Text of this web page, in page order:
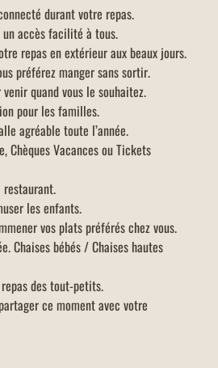
durant votre repas.
un accès facilité à tous.
repas en extérieur aux beaux jours.
préférez manger sans sortir.
quand vous le souhaitez.
pour les familles.
agréable toute l’année.
Chèques Vacances ou Tickets
les enfants.
vos plats préférés chez vous.
Chaises bébés / Chaises hautes
des tout-petits.
ce moment avec votre